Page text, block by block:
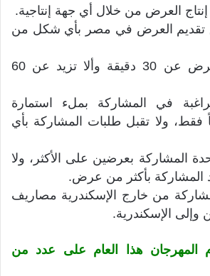
العرض من خلال أي جهة إنتاجية.
تقديم العرض في مصر بأي شكل من
– ألا تقل مدة العرض عن 30 دقيقة وألا تزيد عن 60
في المشاركة بملء استمارة
فقط، ولا تقبل طلبات المشاركة بأي
المشاركة بعرضين على الأكثر، ولا
المشاركة بأكثر من عرض.
من خارج الإسكندرية مصاريف
وإلى الإسكندرية.
المهرجان هذا العام على عدد من